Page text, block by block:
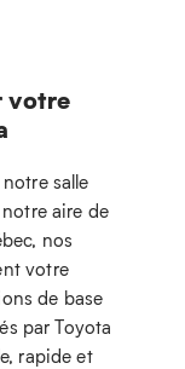
votre
salle
aire de
nos
votre
de base
par Toyota
rapide et